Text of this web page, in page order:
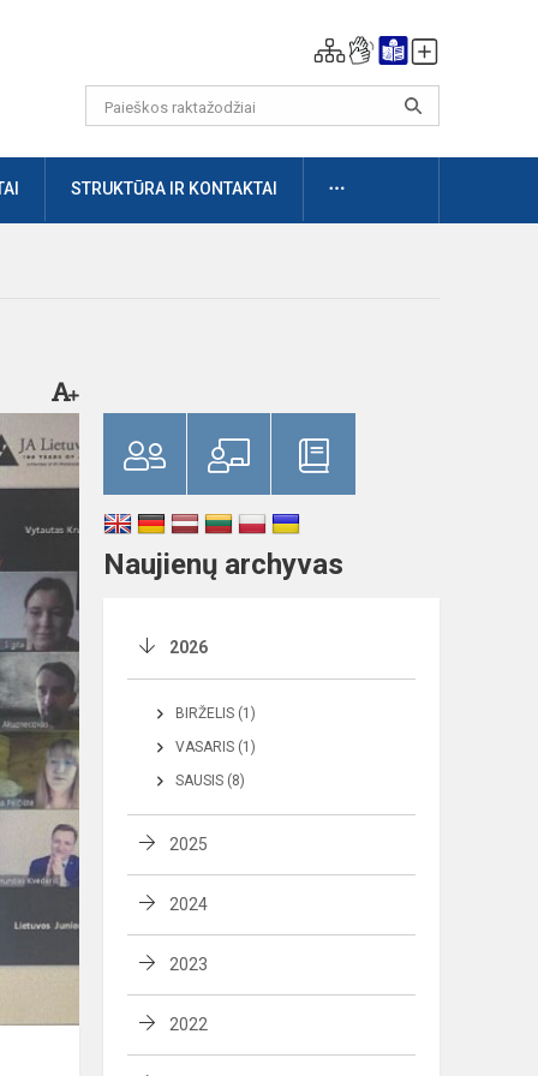
STRUKTŪRA IR KONTAKTAI DAUGIAU
Naujienų archyvas
2026
BIRŽELIS (1)
VASARIS (1)
SAUSIS (8)
2025
2024
2023
2022